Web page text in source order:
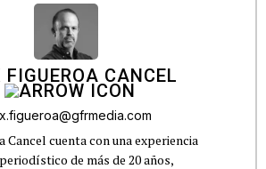
FIGUEROA CANCEL
Cancel cuenta con una experiencia
de más de 20 años,